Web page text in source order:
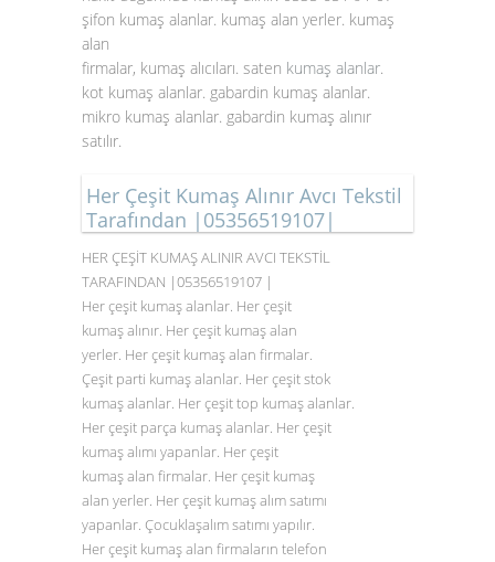
şifon kumaş alanlar. kumaş alan yerler. kumaş
alan
firmalar, kumaş alıcıları. saten kumaş alanlar.
kot kumaş alanlar. gabardin kumaş alanlar.
mikro kumaş alanlar. gabardin kumaş alınır
satılır.
Her Çeşit Kumaş Alınır Avcı Tekstil
Tarafından |05356519107|
HER ÇEŞİT KUMAŞ ALINIR AVCI TEKSTİL
TARAFINDAN |05356519107 |
Her çeşit kumaş alanlar. Her çeşit
kumaş alınır. Her çeşit kumaş alan
yerler. Her çeşit kumaş alan firmalar.
Çeşit parti kumaş alanlar. Her çeşit stok
kumaş alanlar. Her çeşit top kumaş alanlar.
Her çeşit parça kumaş alanlar. Her çeşit
kumaş alımı yapanlar. Her çeşit
kumaş alan firmalar. Her çeşit kumaş
alan yerler. Her çeşit kumaş alım satımı
yapanlar. Çocuklaşalım satımı yapılır.
Her çeşit kumaş alan firmaların telefon